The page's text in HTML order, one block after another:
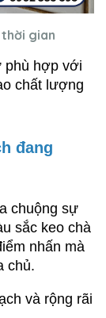
gian
phù hợp với
chất lượng
đang
chuộng sự
sắc keo chà
nhấn mà
chủ.
và rộng rãi